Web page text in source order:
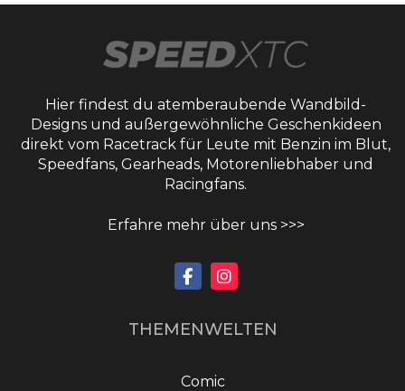
Hier findest du atemberaubende Wandbild-
Designs und außergewöhnliche Geschenkideen
direkt vom Racetrack für Leute mit Benzin im Blut,
Speedfans, Gearheads, Motorenliebhaber und
Racingfans.
Erfahre mehr über uns >>>
THEMENWELTEN
Comic